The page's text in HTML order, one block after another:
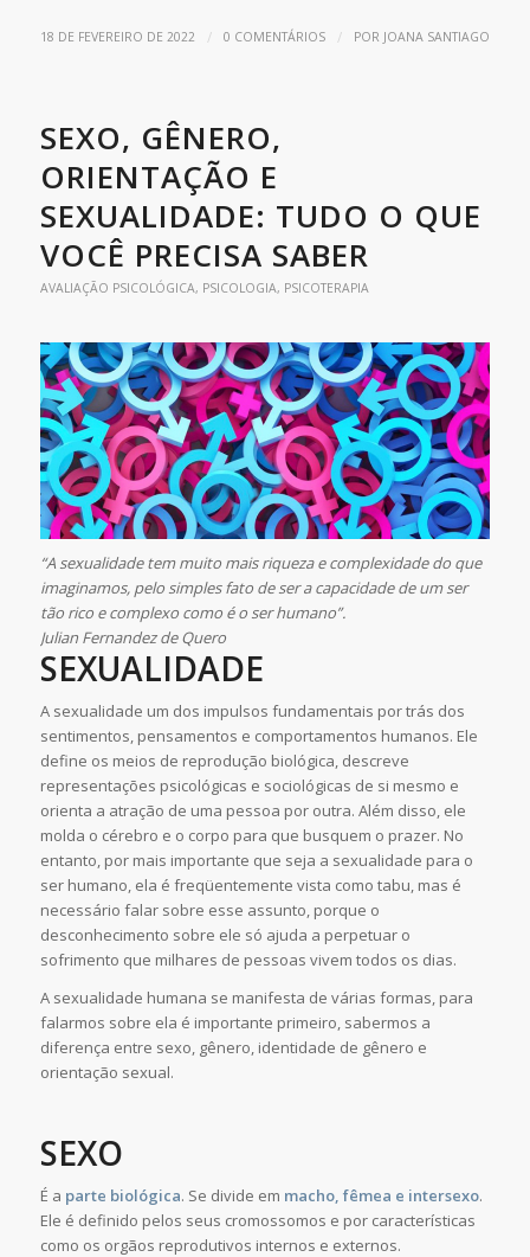
18 DE FEVEREIRO DE 2022 / 0 COMENTÁRIOS / POR JOANA SANTIAGO
SEXO, GÊNERO,
ORIENTAÇÃO E
SEXUALIDADE: TUDO O QUE
VOCÊ PRECISA SABER
AVALIAÇÃO PSICOLÓGICA, PSICOLOGIA, PSICOTERAPIA
“A sexualidade tem muito mais riqueza e complexidade do que
imaginamos, pelo simples fato de ser a capacidade de um ser
tão rico e complexo como é o ser humano”.
Julian Fernandez de Quero
SEXUALIDADE
A sexualidade um dos impulsos fundamentais por trás dos
sentimentos, pensamentos e comportamentos humanos. Ele
define os meios de reprodução biológica, descreve
representações psicológicas e sociológicas de si mesmo e
orienta a atração de uma pessoa por outra. Além disso, ele
molda o cérebro e o corpo para que busquem o prazer. No
entanto, por mais importante que seja a sexualidade para o
ser humano, ela é freqüentemente vista como tabu, mas é
necessário falar sobre esse assunto, porque o
desconhecimento sobre ele só ajuda a perpetuar o
sofrimento que milhares de pessoas vivem todos os dias.
A sexualidade humana se manifesta de várias formas, para
falarmos sobre ela é importante primeiro, sabermos a
diferença entre sexo, gênero, identidade de gênero e
orientação sexual.
SEXO
É a parte biológica. Se divide em macho, fêmea e intersexo.
Ele é definido pelos seus cromossomos e por características
como os orgãos reprodutivos internos e externos.